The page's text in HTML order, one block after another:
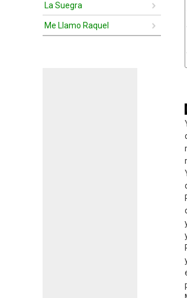
La Suegra
Me Llamo Raquel